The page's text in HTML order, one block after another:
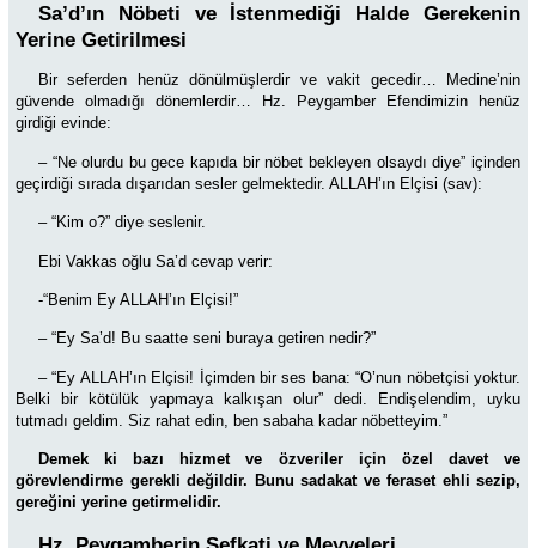
Sa’d’ın Nöbeti ve İstenmediği Halde Gerekenin
Yerine Getirilmesi
Bir seferden henüz dönülmüşlerdir ve vakit gecedir… Medine’nin
güvende olmadığı dönemlerdir… Hz. Peygamber Efendimizin henüz
girdiği evinde:
– “Ne olurdu bu gece kapıda bir nöbet bekleyen olsaydı diye” içinden
geçirdiği sırada dışarıdan sesler gelmektedir. ALLAH’ın Elçisi (sav):
– “Kim o?” diye seslenir.
Ebi Vakkas oğlu Sa’d cevap verir:
-“Benim Ey ALLAH’ın Elçisi!”
– “Ey Sa’d! Bu saatte seni buraya getiren nedir?”
– “Ey ALLAH’ın Elçisi! İçimden bir ses bana: “O’nun nöbetçisi yoktur.
Belki bir kötülük yapmaya kalkışan olur” dedi. Endişelendim, uyku
tutmadı geldim. Siz rahat edin, ben sabaha kadar nöbetteyim.”
Demek ki bazı hizmet ve özveriler için özel davet ve
görevlendirme gerekli değildir. Bunu sadakat ve feraset ehli sezip,
gereğini yerine getirmelidir.